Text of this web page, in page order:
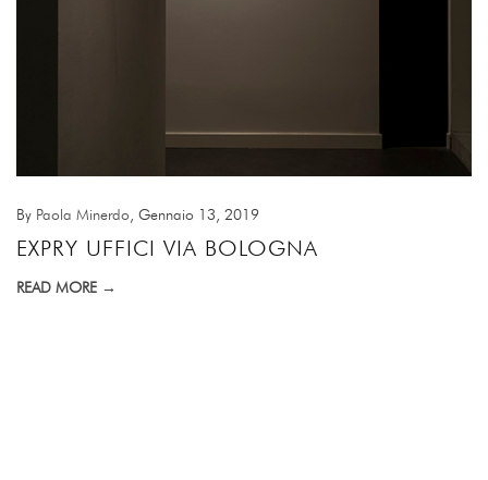
By Paola Minerdo , Gennaio 13, 2019
EXPRY UFFICI VIA BOLOGNA
READ MORE →